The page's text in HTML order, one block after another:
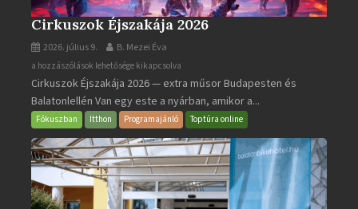
Cirkuszok Éjszakája 2026
2026. július 9. B. Mezei Éva
Cirkuszok
Éjszakája
2026
bejegyzéshez
a hozzászólások lehetősége kikapcsolva
Cirkuszok Éjszakája 2026 — extra műsor Budapesten és
Balatonlellén Van egy este a nyárban, amikor a...
Fókuszban Itthon Programajánló Toptúra online